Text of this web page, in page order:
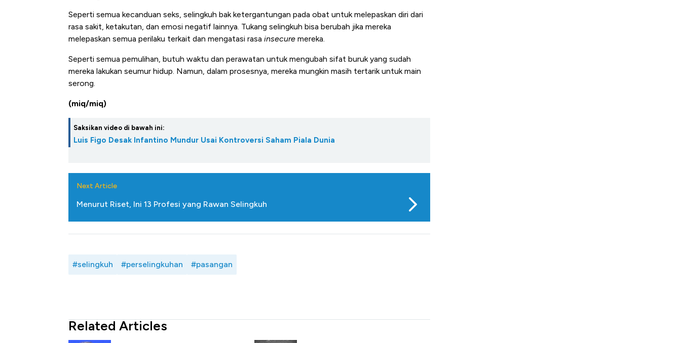
Seperti semua kecanduan seks, selingkuh bak ketergantungan pada obat untuk melepaskan diri dari
rasa sakit, ketakutan, dan emosi negatif lainnya. Tukang selingkuh bisa berubah jika mereka
melepaskan semua perilaku terkait dan mengatasi rasa insecure mereka.
Seperti semua pemulihan, butuh waktu dan perawatan untuk mengubah sifat buruk yang sudah
mereka lakukan seumur hidup. Namun, dalam prosesnya, mereka mungkin masih tertarik untuk main
serong.
(miq/miq)
Saksikan video di bawah ini:
Luis Figo Desak Infantino Mundur Usai Kontroversi Saham Piala Dunia
Next Article
Menurut Riset, Ini 13 Profesi yang Rawan Selingkuh
#selingkuh #perselingkuhan #pasangan
Related Articles